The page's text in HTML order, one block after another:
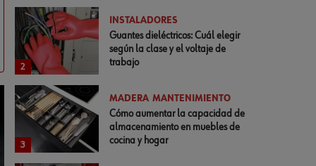
2
INSTALADORES
Guantes dieléctricos: Cuál elegir
según la clase y el voltaje de
trabajo
3
MADERA MANTENIMIENTO
Cómo aumentar la capacidad de
almacenamiento en muebles de
cocina y hogar